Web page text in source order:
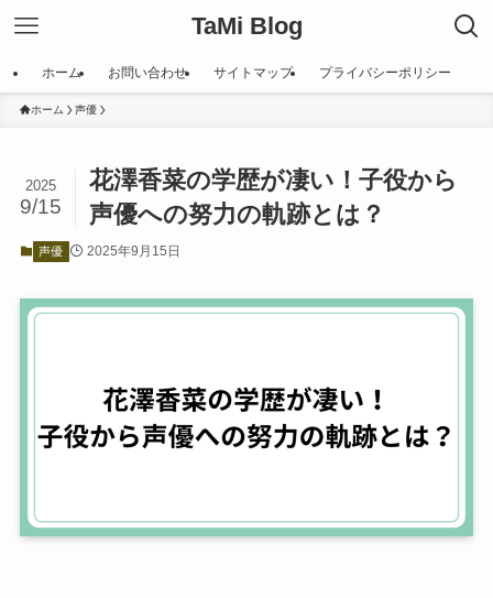
TaMi Blog
ホーム お問い合わせ サイトマップ プライバシーポリシー
ホーム 声優
花澤香菜の学歴が凄い！子役から
声優への努力の軌跡とは？
2025
9/15
声優 2025年9月15日